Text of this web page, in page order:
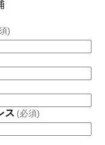
)
ス (必須)